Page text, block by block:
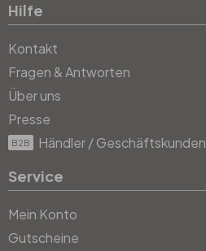
Hilfe
Kontakt
Fragen & Antworten
Über uns
Presse
B2B Händler / Geschäftskunden
Service
Mein Konto
Gutscheine